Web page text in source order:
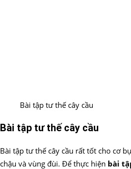
Bài tập tư thế cây cầu
Bài tập tư thế cây cầu
Bài tập tư thế cây cầu rất tốt cho cơ
chậu và vùng đùi. Để thực hiện bài